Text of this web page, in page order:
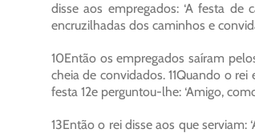
disse aos empregados: ‘A festa
encruzilhadas dos caminhos e
10Então os empregados saíram
cheia de convidados. 11Quando o
festa 12e perguntou-lhe: ‘Amigo,
13Então o rei disse aos que